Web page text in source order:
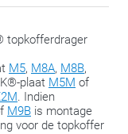
topkofferdrager
M5, M8A, M8B,
plaat M5M of
. Indien
M9B is montage
voor de topkoffer